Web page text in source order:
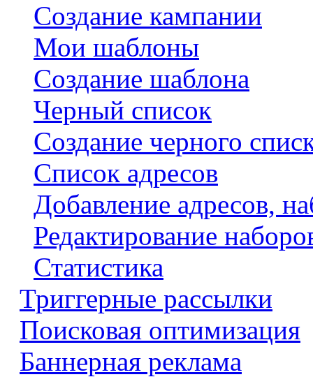
Создание кампании
Мои шаблоны
Создание шаблона
Черный список
Создание черного
Список адресов
Добавление адресов,
Редактирование
Статистика
Триггерные рассылки
Поисковая оптимизация
Баннерная реклама